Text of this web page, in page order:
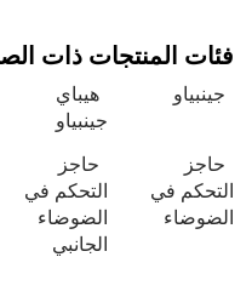
المنتجات ذات الصلة
هيباي
جينبياو
في
حاجز
التحكم في
الضوضاء
الجانبي